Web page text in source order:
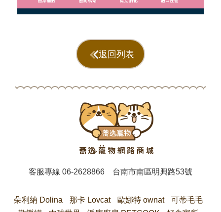
返回列表
客服專線06-2628866 台南市南區明興路53號
朵利納 Dolina 那卡 Lovcat 歐娜特 ownat
可蒂毛毛